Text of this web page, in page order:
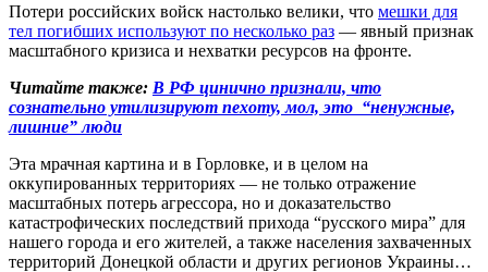
Потери российских войск настолько велики, что мешки для
тел погибших используют по несколько раз — явный признак
масштабного кризиса и нехватки ресурсов на фронте.
Читайте также: В РФ цинично признали, что
сознательно утилизируют пехоту, мол, это “ненужные,
лишние” люди
Эта мрачная картина и в Горловке, и в целом на
оккупированных территориях — не только отражение
масштабных потерь агрессора, но и доказательство
катастрофических последствий прихода “русского мира” для
нашего города и его жителей, а также населения захваченных
территорий Донецкой области и других регионов Украины…